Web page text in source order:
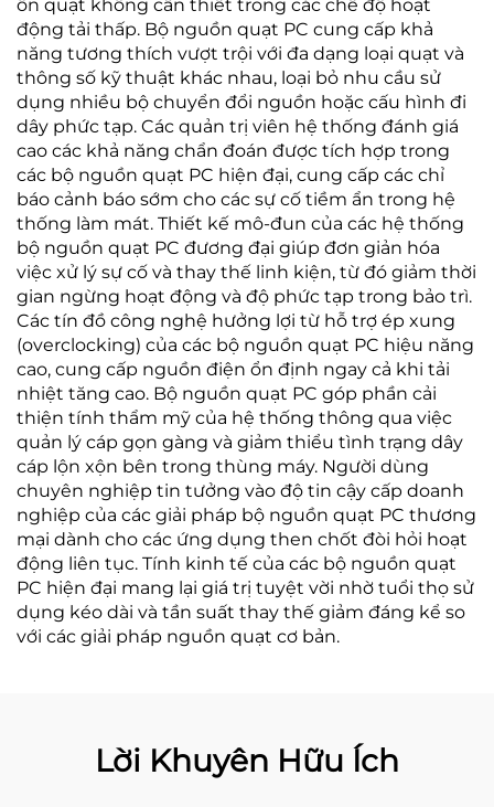
ồn quạt không cần thiết trong các chế độ hoạt
động tải thấp. Bộ nguồn quạt PC cung cấp khả
năng tương thích vượt trội với đa dạng loại quạt và
thông số kỹ thuật khác nhau, loại bỏ nhu cầu sử
dụng nhiều bộ chuyển đổi nguồn hoặc cấu hình đi
dây phức tạp. Các quản trị viên hệ thống đánh giá
cao các khả năng chẩn đoán được tích hợp trong
các bộ nguồn quạt PC hiện đại, cung cấp các chỉ
báo cảnh báo sớm cho các sự cố tiềm ẩn trong hệ
thống làm mát. Thiết kế mô-đun của các hệ thống
bộ nguồn quạt PC đương đại giúp đơn giản hóa
việc xử lý sự cố và thay thế linh kiện, từ đó giảm thời
gian ngừng hoạt động và độ phức tạp trong bảo trì.
Các tín đồ công nghệ hưởng lợi từ hỗ trợ ép xung
(overclocking) của các bộ nguồn quạt PC hiệu năng
cao, cung cấp nguồn điện ổn định ngay cả khi tải
nhiệt tăng cao. Bộ nguồn quạt PC góp phần cải
thiện tính thẩm mỹ của hệ thống thông qua việc
quản lý cáp gọn gàng và giảm thiểu tình trạng dây
cáp lộn xộn bên trong thùng máy. Người dùng
chuyên nghiệp tin tưởng vào độ tin cậy cấp doanh
nghiệp của các giải pháp bộ nguồn quạt PC thương
mại dành cho các ứng dụng then chốt đòi hỏi hoạt
động liên tục. Tính kinh tế của các bộ nguồn quạt
PC hiện đại mang lại giá trị tuyệt vời nhờ tuổi thọ sử
dụng kéo dài và tần suất thay thế giảm đáng kể so
với các giải pháp nguồn quạt cơ bản.
Lời Khuyên Hữu Ích